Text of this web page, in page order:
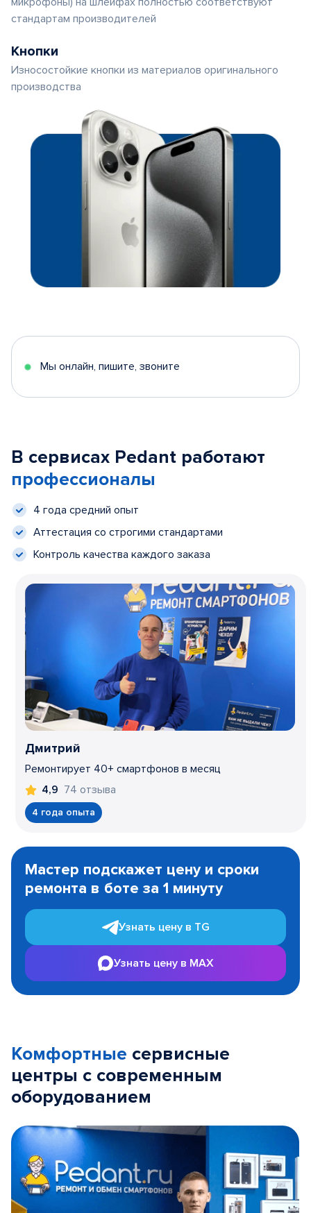
стандартам производителей
Кнопки
Износостойкие кнопки из материалов оригинального
производства
Мы онлайн, пишите, звоните
В сервисах Pedant работают
профессионалы
4 года средний опыт
Аттестация со строгими стандартами
Контроль качества каждого заказа
Дмитрий
Ремонтирует 40+ смартфонов в месяц
4,9 74 отзыва
4 года опыта
1
Мастер подскажет цену и сроки
ремонта в боте за 1 минуту
Узнать цену в TG
Узнать цену в MAX
Комфортные сервисные
центры с современным
оборудованием